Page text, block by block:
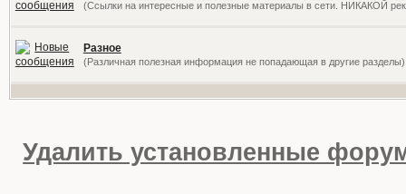
(Ссылки на интересные и полезные материалы в сети. НИКАКОЙ
Разное
(Различная полезная информация не попадающая в другие разделы)
Удалить установленные